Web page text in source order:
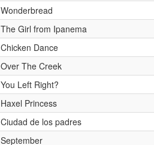
Wonderbread
The Girl from Ipanema
Chicken Dance
Over The Creek
You Left Right?
Haxel Princess
Ciudad de los padres
September